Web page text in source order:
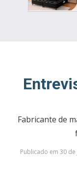
Fabricante de
Publicado em 30